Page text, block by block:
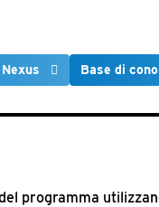
Base di
programma